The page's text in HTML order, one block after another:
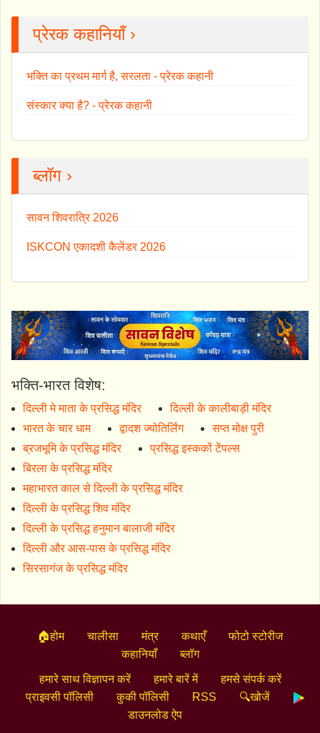
प्रेरक कहानियाँ ›
भक्ति का प्रथम मार्ग है, सरलता - प्रेरक कहानी
संस्कार क्या है? - प्रेरक कहानी
ब्लॉग ›
सावन शिवरात्रि 2026
ISKCON एकादशी कैलेंडर 2026
भक्ति-भारत विशेष:
दिल्ली मे माता के प्रसिद्ध मंदिर
दिल्ली के कालीबाड़ी मंदिर
भारत के चार धाम
द्वादश ज्योतिर्लिंग
सप्त मोक्ष पुरी
ब्रजभूमि के प्रसिद्ध मंदिर
प्रसिद्ध इस्ककों टेंपल्स
बिरला के प्रसिद्ध मंदिर
महाभारत काल से दिल्ली के प्रसिद्ध मंदिर
दिल्ली के प्रसिद्ध शिव मंदिर
दिल्ली के प्रसिद्ध हनुमान बालाजी मंदिर
दिल्ली और आस-पास के प्रसिद्ध मंदिर
सिरसागंज के प्रसिद्ध मंदिर
🏠होम चालीसा मंत्र कथाएँ
फोटो स्टोरीज
कहानियाँ
ब्लॉग
हमारे साथ विज्ञापन करें हमारे बारें में
हमसे संपर्क करें
प्राइवसी पॉलिसी
कुकी पॉलिसी RSS
🔍खोजें
डाउनलोड ऐप